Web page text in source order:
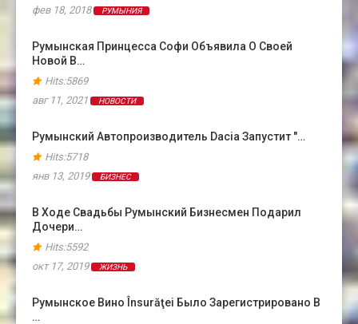
фев 18, 2018 РУМЫНИЯ
Румынская Принцесса Софи Объявила О Своей
Новой В…
Hits:5869
авг 11, 2021
НОВОСТИ
Румынский Автопроизводитель Dacia Запустит "…
Hits:5718
янв 13, 2019
БИЗНЕС
В Ходе Свадьбы Румынский Бизнесмен Подарил
Дочери…
Hits:5592
окт 17, 2019
ЖИЗНЬ
Румынское Вино Însurăţei Было Зарегистрировано В
…